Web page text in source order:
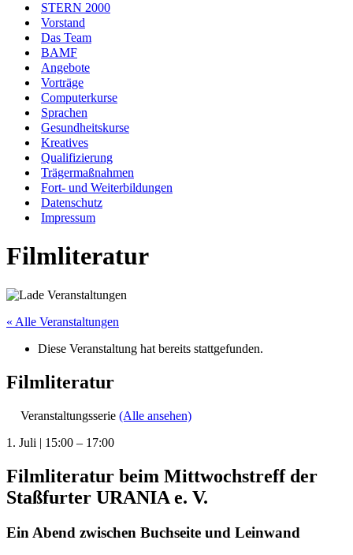
STERN 2000
Vorstand
Das Team
BAMF
Angebote
Vorträge
Computerkurse
Sprachen
Gesundheitskurse
Kreatives
Qualifizierung
Trägermaßnahmen
Fort- und Weiterbildungen
Datenschutz
Impressum
Filmliteratur
« Alle Veranstaltungen
Diese Veranstaltung hat bereits stattgefunden.
Filmliteratur
Veranstaltungsserie (Alle ansehen)
1. Juli | 15:00 – 17:00
Filmliteratur beim Mittwochstreff der
Staßfurter URANIA e. V.
Ein Abend zwischen Buchseite und Leinwand